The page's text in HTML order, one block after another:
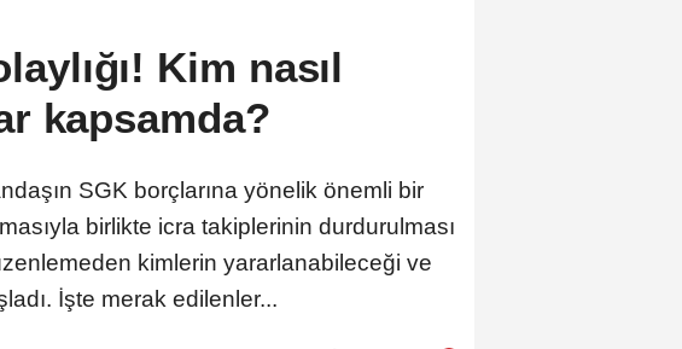
Kim nasıl
kapsamda?
SGK borçlarına yönelik önemli bir
birlikte icra takiplerinin durdurulması
kimlerin yararlanabileceği ve
İşte merak edilenler...